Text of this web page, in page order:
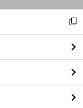
閉
る
新
し
い
ウ
ィ
ン
ド